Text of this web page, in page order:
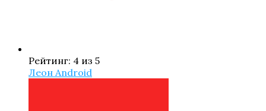
Рейтинг: 4 из 5
Леон Android